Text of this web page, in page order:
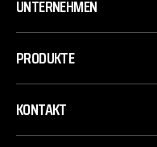
UNTERNEHMEN
PRODUKTE
KONTAKT